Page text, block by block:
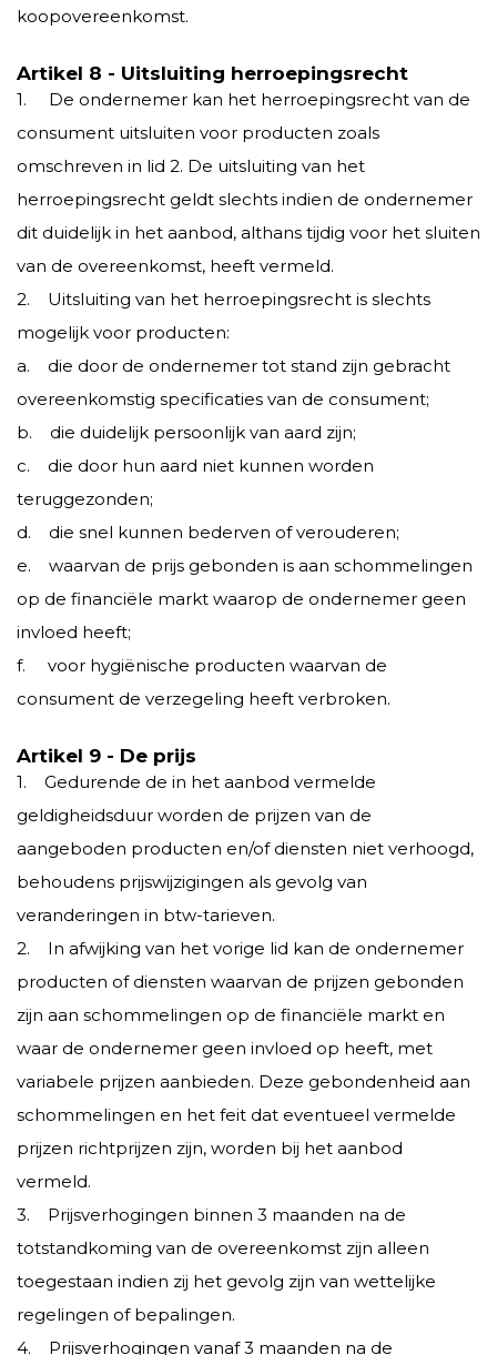
koopovereenkomst.
Artikel 8 - Uitsluiting herroepingsrecht
1. De ondernemer kan het herroepingsrecht van de
consument uitsluiten voor producten zoals
omschreven in lid 2. De uitsluiting van het
herroepingsrecht geldt slechts indien de ondernemer
dit duidelijk in het aanbod, althans tijdig voor het sluiten
van de overeenkomst, heeft vermeld.
2. Uitsluiting van het herroepingsrecht is slechts
mogelijk voor producten:
a. die door de ondernemer tot stand zijn gebracht
overeenkomstig specificaties van de consument;
b. die duidelijk persoonlijk van aard zijn;
c. die door hun aard niet kunnen worden
teruggezonden;
d. die snel kunnen bederven of verouderen;
e. waarvan de prijs gebonden is aan schommelingen
op de financiële markt waarop de ondernemer geen
invloed heeft;
f. voor hygiënische producten waarvan de
consument de verzegeling heeft verbroken.
Artikel 9 - De prijs
1. Gedurende de in het aanbod vermelde
geldigheidsduur worden de prijzen van de
aangeboden producten en/of diensten niet verhoogd,
behoudens prijswijzigingen als gevolg van
veranderingen in btw-tarieven.
2. In afwijking van het vorige lid kan de ondernemer
producten of diensten waarvan de prijzen gebonden
zijn aan schommelingen op de financiële markt en
waar de ondernemer geen invloed op heeft, met
variabele prijzen aanbieden. Deze gebondenheid aan
schommelingen en het feit dat eventueel vermelde
prijzen richtprijzen zijn, worden bij het aanbod
vermeld.
3. Prijsverhogingen binnen 3 maanden na de
totstandkoming van de overeenkomst zijn alleen
toegestaan indien zij het gevolg zijn van wettelijke
regelingen of bepalingen.
4. Prijsverhogingen vanaf 3 maanden na de